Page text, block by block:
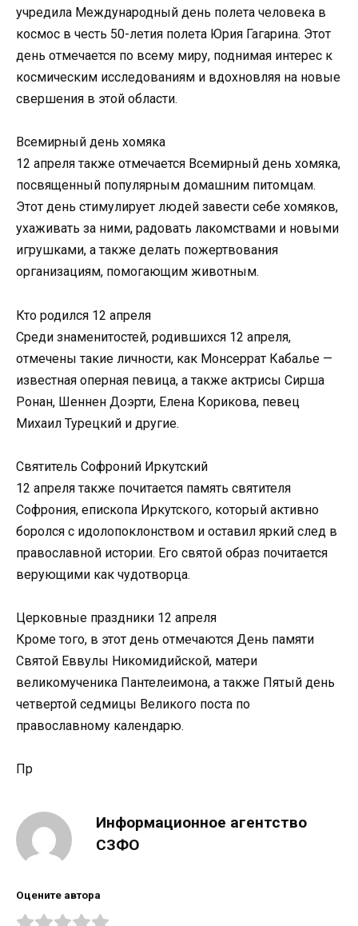
учредила Международный день полета человека в
космос в честь 50-летия полета Юрия Гагарина. Этот
день отмечается по всему миру, поднимая интерес к
космическим исследованиям и вдохновляя на новые
свершения в этой области.
Всемирный день хомяка
12 апреля также отмечается Всемирный день хомяка,
посвященный популярным домашним питомцам.
Этот день стимулирует людей завести себе хомяков,
ухаживать за ними, радовать лакомствами и новыми
игрушками, а также делать пожертвования
организациям, помогающим животным.
Кто родился 12 апреля
Среди знаменитостей, родившихся 12 апреля,
отмечены такие личности, как Монсеррат Кабалье —
известная оперная певица, а также актрисы Сирша
Ронан, Шеннен Доэрти, Елена Корикова, певец
Михаил Турецкий и другие.
Святитель Софроний Иркутский
12 апреля также почитается память святителя
Софрония, епископа Иркутского, который активно
боролся с идолопоклонством и оставил яркий след в
православной истории. Его святой образ почитается
верующими как чудотворца.
Церковные праздники 12 апреля
Кроме того, в этот день отмечаются День памяти
Святой Еввулы Никомидийской, матери
великомученика Пантелеимона, а также Пятый день
четвертой седмицы Великого поста по
православному календарю.
Пр
Информационное агентство
СЗФО
Оцените автора